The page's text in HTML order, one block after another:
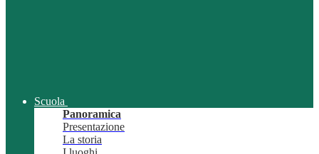
Scuola
Panoramica
Presentazione
La storia